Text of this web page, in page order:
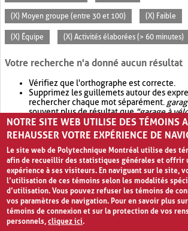
(X) Moyen groupe (entre 30 et 100) (X) Faible
(X) Équipe (X) Activités élaborées (> 60 minutes)
Votre recherche n'a donné aucun résultat
Vérifiez que l'orthographe est correcte.
Supprimez les guillemets autour des
rechercher chaque mot séparément.
souvent plus de résultat que"garage à
Envisagez d'élargir votre recherche avec
retournera souvent plus de résultat que
NOTRE SITE WEB UTILISE DES TÉMOINS
REHAUSSER VOTRE EXPÉRIENCE DE
Le site web de Polytechnique Montréal utilise des
afin de recueillir des statistiques générales et offrir
expérience à ses visiteurs. En naviguant sur le site,
l’utilisation de ces témoins selon les modalités
d’utilisation. Vous pouvez refuser les témoins de
vos paramètres de navigation. Pour en savoir plus
témoins de connexion et sur la protection de vos
personnels,cliquez ici.